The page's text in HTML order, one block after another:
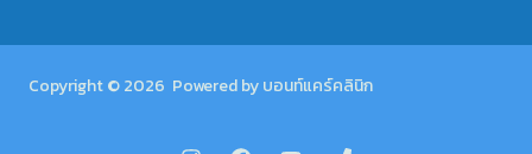
Copyright © 2026 Powered by บอนท์แคร์คลินิก